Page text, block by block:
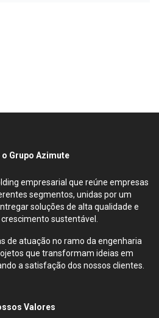
o Grupo Azimute
empresarial que reúne empresas
segmentos, unidas por um
soluções de alta qualidade e
sustentável.
de atuação no ramo da engenharia
que transformam ideias em
a satisfação dos nossos clientes.
Valores